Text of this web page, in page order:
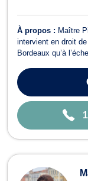
À propos : Maître
intervient en droit
Bordeaux qu’à
les vendeurs, les
syndics de copro...